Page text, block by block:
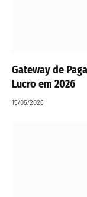
Gateway de
Lucro em 2026
15/05/2026